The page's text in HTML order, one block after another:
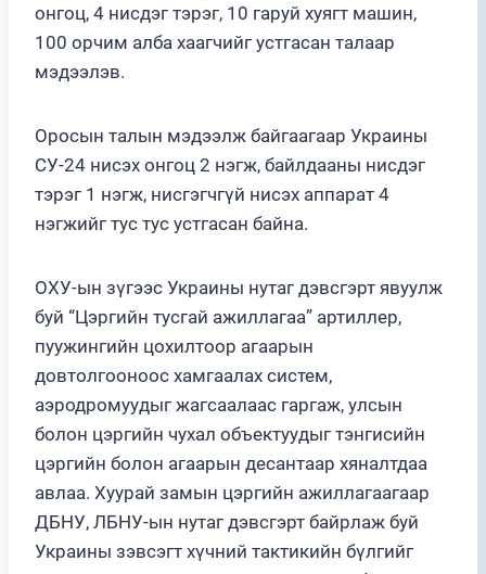
онгоц, 4 нисдэг тэрэг, 10 гаруй хуягт машин,
100 орчим алба хаагчийг устгасан талаар
мэдээлэв.
Оросын талын мэдээлж байгаагаар Украины
СУ-24 нисэх онгоц 2 нэгж, байлдааны нисдэг
тэрэг 1 нэгж, нисгэгчгүй нисэх аппарат 4
нэгжийг тус тус устгасан байна.
ОХУ-ын зүгээс Украины нутаг дэвсгэрт явуулж
буй “Цэргийн тусгай ажиллагаа” артиллер,
пуужингийн цохилтоор агаарын
довтолгооноос хамгаалах систем,
аэродромуудыг жагсаалаас гаргаж, улсын
болон цэргийн чухал объектуудыг тэнгисийн
цэргийн болон агаарын десантаар хяналтдаа
авлаа. Хуурай замын цэргийн ажиллагаагаар
ДБНУ, ЛБНУ-ын нутаг дэвсгэрт байрлаж буй
Украины зэвсэгт хүчний тактикийн бүлгийг